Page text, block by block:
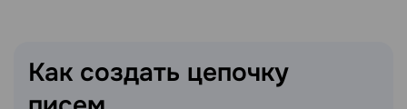
Как создать цепочку